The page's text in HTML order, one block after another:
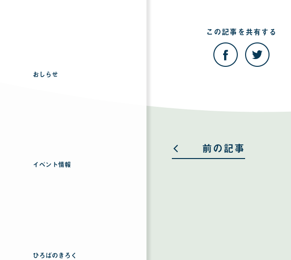
おしらせ
イベント情報
ひろばのきろく
この記事を共有する
の
記
す す
前の記事